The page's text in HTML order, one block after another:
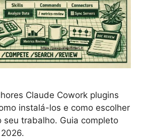
Claude Cowork plugins
instalá-los e como escolher
seu trabalho. Guia completo